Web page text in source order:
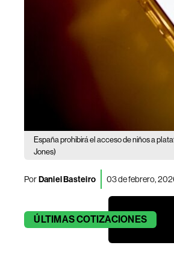
España prohibirá el acceso de niños a
Jones)
PorDaniel Basteiro 03 de febrero,
ÚLTIMASCOTIZACIONES